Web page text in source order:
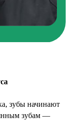
зубы начинают
зубам —